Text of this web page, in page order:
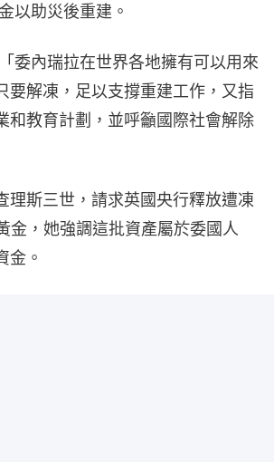
以助災後重建。
委內瑞拉在世界各地擁有可以用來
要解凍，足以支撐重建工作，又指
和教育計劃，並呼籲國際社會解除
理斯三世，請求英國央行釋放遭凍
金，她強調這批資產屬於委國人
金。